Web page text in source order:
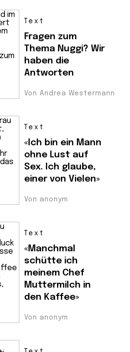
Text
Fragen zum
Thema Nuggi? Wir
haben die
Antworten
Von Andrea Westermann
Text
«Ich bin ein Mann
ohne Lust auf
Sex. Ich glaube,
einer von Vielen»
Von anonym
Text
«Manchmal
schütte ich
meinem Chef
Muttermilch in
den Kaffee»
Von anonym